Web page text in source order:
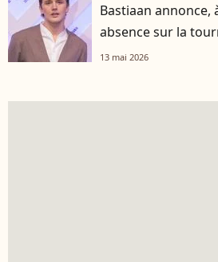
Bastiaan annonce,
absence sur la
13 mai 2026